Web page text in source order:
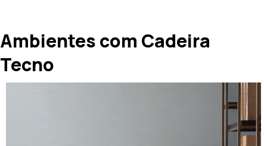
Ambientes com Cadeira
Tecno